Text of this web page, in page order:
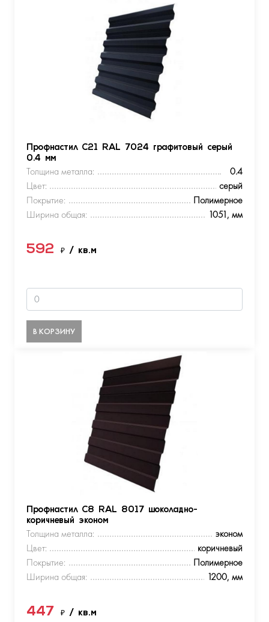
Профнастил С21 RAL 7024 графитовый серый
0.4 мм
Толщина металла:
0.4
Цвет:
серый
Покрытие:
Полимерное
Ширина общая:
1051, мм
592 ₽ / кв.м
В КОРЗИНУ
Профнастил С8 RAL 8017 шоколадно-
коричневый эконом
Толщина металла:
эконом
Цвет:
коричневый
Покрытие:
Полимерное
Ширина общая:
1200, мм
447 ₽ / кв.м